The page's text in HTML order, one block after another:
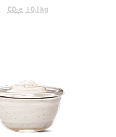
CO2e < 0,1 kg